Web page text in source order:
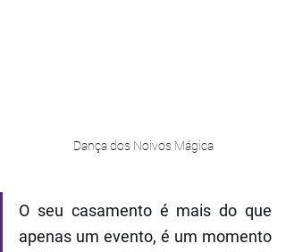
Dança dos Noivos Mágica
O seu casamento é mais do que
apenas um evento, é um momento